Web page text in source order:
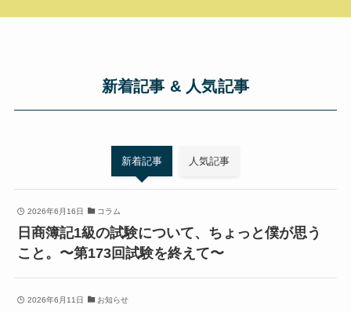
新着記事 & 人気記事
新着記事 人気記事
2026年6月16日 コラム
日商簿記1級の試験について、ちょっと僕が思う
こと。〜第173回試験を終えて〜
2026年6月11日 お知らせ